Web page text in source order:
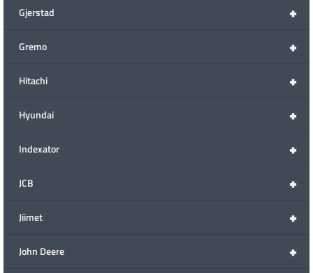
+
Gjerstad
+
Gremo
+
Hitachi
+
Hyundai
+
Indexator
+
JCB
+
Jiimet
+
John Deere